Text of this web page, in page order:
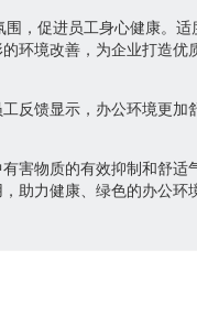
，促进员工身心健康。适
环境改善，为企业打造优
反馈显示，办公环境更加
害物质的有效抑制和舒适
助力健康、绿色的办公环